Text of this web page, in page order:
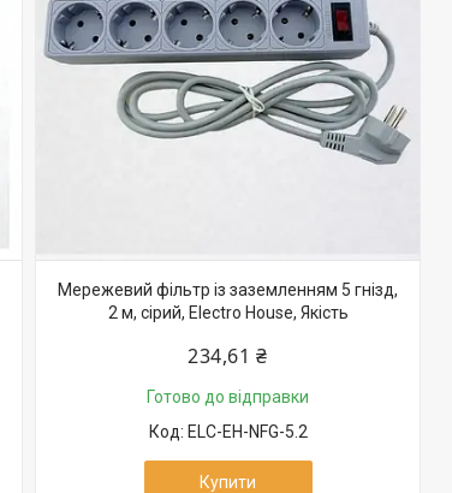
Мережевий фільтр із заземленням 5 гнізд,
2 м, сірий, Electro House, Якість
234,61 ₴
Готово до відправки
ELC-EH-NFG-5.2
Купити